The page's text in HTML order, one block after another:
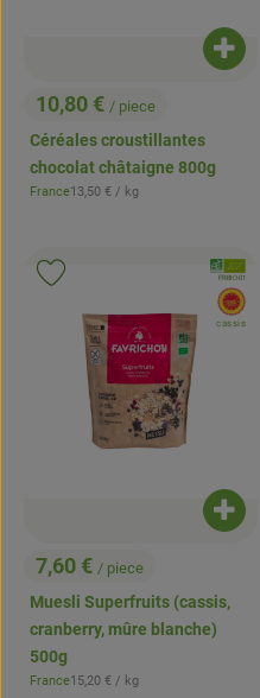
, Prix:
10,80 € / piece
Céréales croustillantes
chocolat châtaigne 800g
, Origine:
France, Prix de référence:
13,50 € / kg
, Prix:
7,60 € / piece
Muesli Superfruits (cassis,
cranberry, mûre blanche)
500g
, Origine:
France, Prix de référence:
15,20 € / kg
, , Autorité de
FR-BIO-01
,
cassis
Ajouter le produit aux favoris